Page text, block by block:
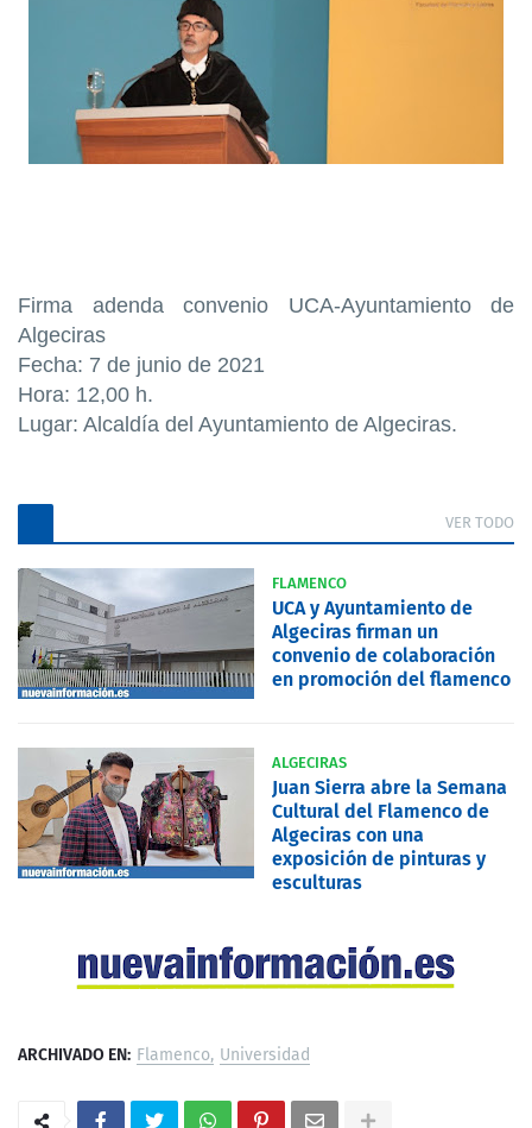
Firma adenda convenio UCA-Ayuntamiento de
Algeciras
Fecha: 7 de junio de 2021
Hora: 12,00 h.
Lugar: Alcaldía del Ayuntamiento de Algeciras.
VER TODO
FLAMENCO
UCA y Ayuntamiento de
Algeciras firman un
convenio de colaboración
en promoción del flamenco
ALGECIRAS
Juan Sierra abre la Semana
Cultural del Flamenco de
Algeciras con una
exposición de pinturas y
esculturas
ARCHIVADO EN: Flamenco Universidad